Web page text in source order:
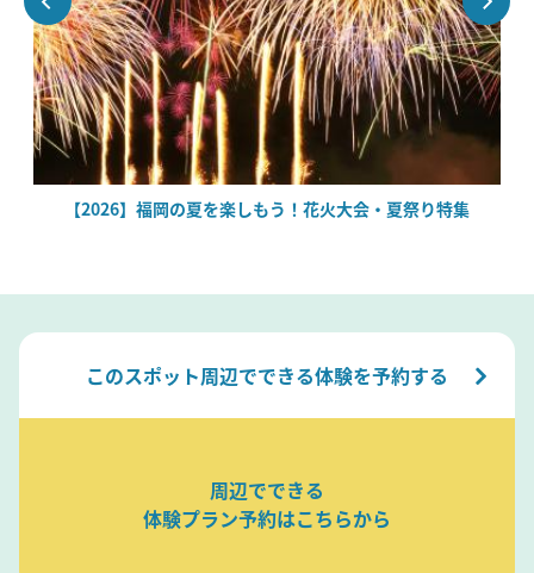
【2026】福岡の夏を楽しもう！花火大会・夏祭り特集
このスポット周辺でできる体験を予約する
周辺でできる
体験プラン予約はこちらから